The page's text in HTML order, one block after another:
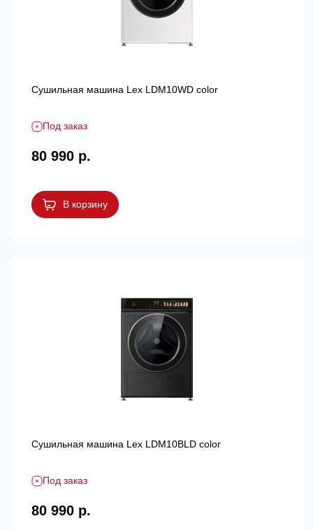
Сушильная машина Lex LDM10WD color
Под заказ
80 990 р.
В корзину
Сушильная машина Lex LDM10BLD color
Под заказ
80 990 р.